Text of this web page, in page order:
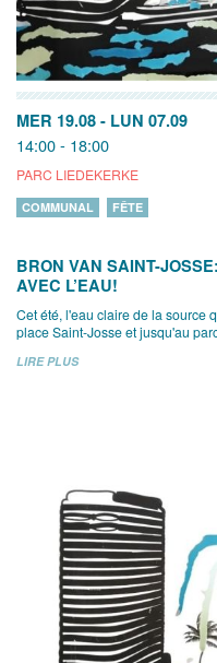
MER 19.08 - LUN 07.09
14:00 - 18:00
PARC LIEDEKERKE
COMMUNAL FÊTE
BRON VAN SAINT-
AVEC L’EAU!
Cet été, l'eau claire de la source
place Saint-Josse et jusqu'au
LIRE PLUS